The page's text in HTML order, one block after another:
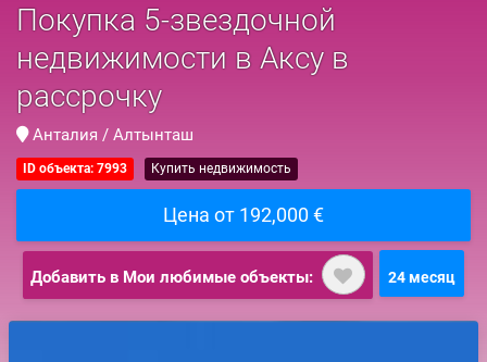
Покупка 5-звездочной
недвижимости в Аксу в
рассрочку
Анталия / Алтынташ
ID объекта: 7993 Купить недвижимость
Цена от 192,000 €
Добавить в Мои любимые объекты: 24 месяц